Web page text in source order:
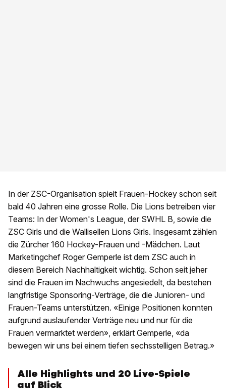
In der ZSC-Organisation spielt Frauen-Hockey schon seit
bald 40 Jahren eine grosse Rolle. Die Lions betreiben vier
Teams: In der Women's League, der SWHL B, sowie die
ZSC Girls und die Wallisellen Lions Girls. Insgesamt zählen
die Zürcher 160 Hockey-Frauen und -Mädchen. Laut
Marketingchef Roger Gemperle ist dem ZSC auch in
diesem Bereich Nachhaltigkeit wichtig. Schon seit jeher
sind die Frauen im Nachwuchs angesiedelt, da bestehen
langfristige Sponsoring-Verträge, die die Junioren- und
Frauen-Teams unterstützen. «Einige Positionen konnten
aufgrund auslaufender Verträge neu und nur für die
Frauen vermarktet werden», erklärt Gemperle, «da
bewegen wir uns bei einem tiefen sechsstelligen Betrag.»
Alle Highlights und 20 Live-Spiele
auf Blick